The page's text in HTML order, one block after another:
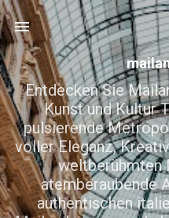
Direkt
Entdecken Sie
Kunst und Kultur
pulsierende
voller Eleganz,
weltberühmten
atemberaubende
authentischen